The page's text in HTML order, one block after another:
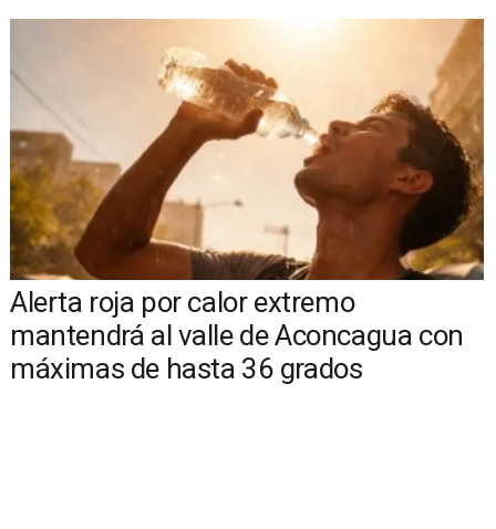
Alerta roja por calor extremo
mantendrá al valle de Aconcagua con
máximas de hasta 36 grados